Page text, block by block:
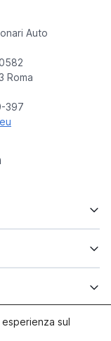
Auto
Roma
397
sul